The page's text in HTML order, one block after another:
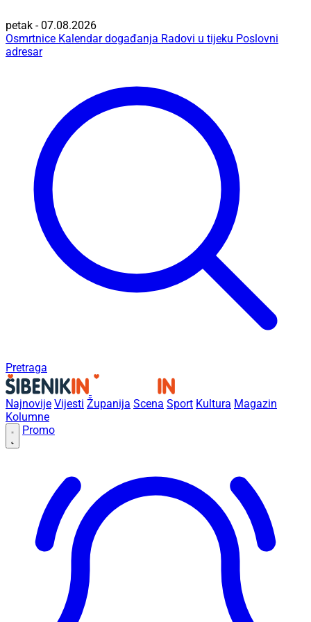
petak - 07.08.2026
Osmrtnice Kalendar događanja Radovi u tijeku Poslovni
adresar
Pretraga
Najnovije Vijesti Županija Scena Sport Kultura Magazin
Kolumne
Promo